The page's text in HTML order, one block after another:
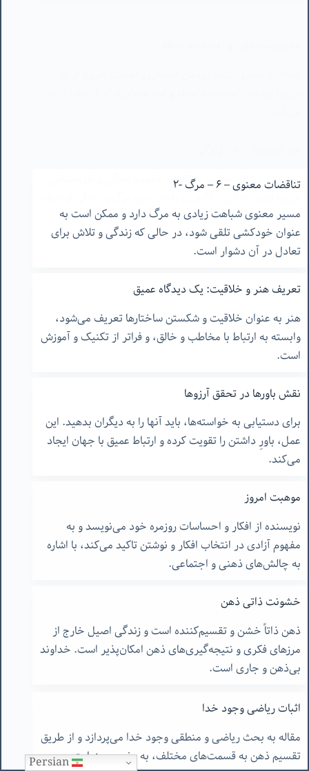
تناقضات معنوی – ۶ – مرگ -٢
مسیر معنوی شباهت زیادی به مرگ دارد و ممکن است به
عنوان خودکشی تلقی شود، در حالی که زندگی و تلاش برای
تعادل در آن دشوار است.
تعریف هنر و خلاقیت: یک دیدگاه عمیق
هنر به عنوان خلاقیت و شکستن ساختارها تعریف می‌شود،
وابسته به ارتباط با مخاطب و خالق، و فراتر از تکنیک و آموزش
است.
نقش باورها در تحقق آرزوها
برای دستیابی به خواسته‌ها، باید آنها را به دیگران بدهید. این
عمل، باورِ داشتن را تقویت کرده و ارتباط عمیق با جهان ایجاد
می‌کند.
موهبت امروز
نویسنده از افکار و احساسات روزمره خود می‌نویسد و به
مفهوم آزادی در انتخاب افکار و نوشتن تاکید می‌کند، با اشاره
به چالش‌های ذهنی و اجتماعی.
خشونت ذاتی ذهن
ذهن ذاتاً خشن و تقسیم‌کننده است و زندگی اصیل خارج از
مرزهای فکری و نتیجه‌گیری‌های ذهن امکان‌پذیر است. خداوند
بی‌ذهن و جاری است.
اثبات ریاضی وجود خدا
مقاله به بحث ریاضی و منطقی وجود خدا می‌پردازد و از طریق
تقسیم ذهن به قسمت‌های مختلف، به مفهوم بینهایت و
Persian